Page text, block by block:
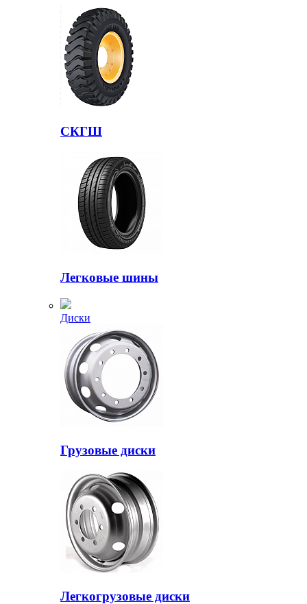
СКГШ
Легковые шины
Диски
Грузовые диски
Легкогрузовые диски